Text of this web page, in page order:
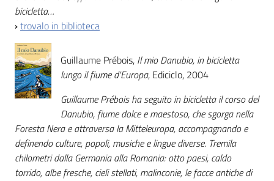
bicicletta…
›trovalo in biblioteca
Guillaume Prébois, Il mio Danubio, in bicicletta
lungo il fiume d'Europa, Ediciclo, 2004
Guillaume Prébois ha seguito in bicicletta il corso del
Danubio, fiume dolce e maestoso, che sgorga nella
Foresta Nera e attraversa la Mitteleuropa, accompagnando e
definendo culture, popoli, musiche e lingue diverse. Tremila
chilometri dalla Germania alla Romania: otto paesi, caldo
torrido, albe fresche, cieli stellati, malinconie, le facce antiche di